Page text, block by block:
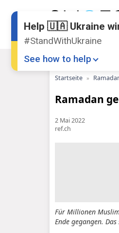
Startseite
Ramadan
2 Mai 2022
ref.ch
Für Millionen
Ende gegangen.
Help 🇺🇦 Ukraine
#StandWithUkraine
See how to help